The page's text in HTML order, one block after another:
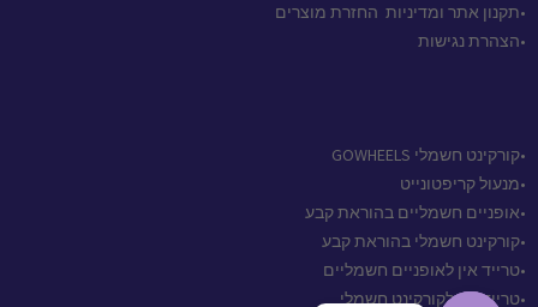
•תקנון אתר ומדיניות החזרת מוצרים
•הצהרת נגישות
•קורקינט חשמלי GOWHEELS
•מנעול קריפטונייט
•אופניים חשמליים בהוראת קבע
•קורקינט חשמלי בהוראת קבע
•טרייד אין לאופניים חשמליים
•טרייד אין לקורקינט חשמלי